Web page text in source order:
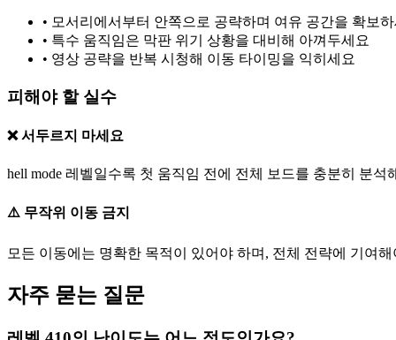
• 모서리에서부터 안쪽으로 공략하며 여유 공간을 확보하
• 특수 움직임은 막판 위기 상황을 대비해 아껴두세요
• 영상 공략을 반복 시청해 이동 타이밍을 익히세요
피해야 할 실수
❌ 서두르지 마세요
hell mode 레벨일수록 첫 움직임 전에 전체 보드를 충분히 분석
⚠️ 무작위 이동 금지
모든 이동에는 명확한 목적이 있어야 하며, 전체 전략에 기여해
자주 묻는 질문